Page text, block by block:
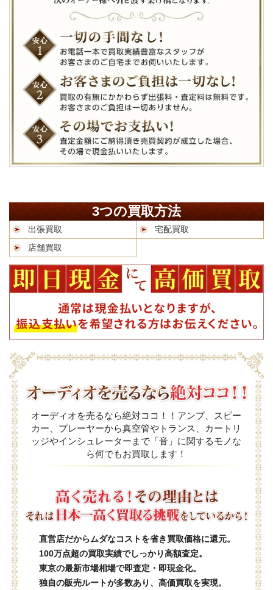
3つの買取方法
出張買取
宅配買取
店舗買取
オーディオを売るなら絶対ココ！！アンプ、スピー
カー、プレーヤーから真空管やトランス、カートリ
ッジやインシュレーターまで「音」に関するモノな
ら何でもお買取します！
直営店だからムダなコストを省き買取価格に還元。
100万点超の買取実績でしっかり高額査定。
東京の最新市場相場で即査定・即現金化。
独自の販売ルートが多数あり、高価買取を実現。